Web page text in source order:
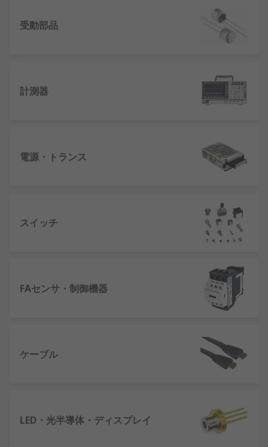
受動部品
計測器
電源・トランス
スイッチ
FAセンサ・制御機器
ケーブル
LED・光半導体・ディスプレイ